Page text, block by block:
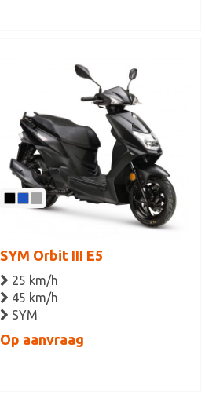
SYM Orbit III E5
25 km/h
45 km/h
SYM
Op aanvraag